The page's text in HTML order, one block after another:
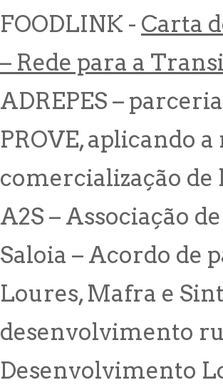
FOODLINK - Carta
– Rede para a
ADREPES –
PROVE, aplicando
comercialização
A2S – Associação
Saloia – Acordo de
Loures, Mafra e
desenvolvimento
Desenvolvimento